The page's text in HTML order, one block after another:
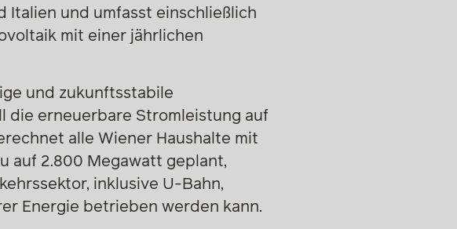
Italien und umfasst einschließlich
mit einer jährlichen
und zukunftsstabile
die erneuerbare Stromleistung auf
alle Wiener Haushalte mit
auf 2.800 Megawatt geplant,
inklusive U-Bahn,
Energie betrieben werden kann.